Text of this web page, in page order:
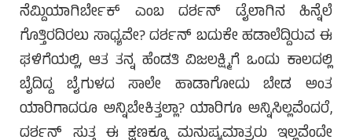
ನೆಮ್ದಿಯಾಗಿರ್ಬೇಕ್ ಎಂಬ ದರ್ಶನ್ ಡೈಲಾಗಿನ ಹಿನ್ನೆಲೆ
ಗೊತ್ತಿರದಿರಲು ಸಾಧ್ಯವೇ? ದರ್ಶನ್ ಬದುಕೇ ಹಡಾಲೆದ್ದಿರುವ ಈ
ಘಳಿಗೆಯಲ್ಲಿ, ಆತ ತನ್ನ ಹೆಂಡತಿ ವಿಜಲಕ್ಷ್ಮಿಗೆ ಒಂದು ಕಾಲದಲ್ಲಿ
ಬೈದಿದ್ದ ಬೈಗುಳದ ಸಾಲೇ ಹಾಡಾಗೋದು ಬೇಡ ಅಂತ
ಯಾರಿಗಾದರೂ ಅನ್ನಿಬೇಕಿತ್ತಲ್ಲಾ? ಯಾರಿಗೂ ಅನ್ನಿಸಿಲ್ಲವೆಂದರೆ,
ದರ್ಶನ್ ಸುತ್ತ ಈ ಕ್ಷಣಕ್ಕೂ ಮನುಷ್ಯಮಾತ್ರರು ಇಲ್ಲವೆಂದೇ